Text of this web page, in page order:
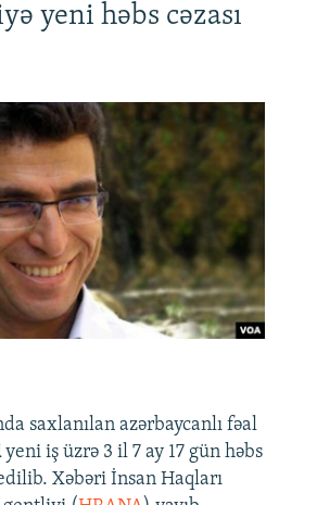
yeni həbs cəzası
saxlanılan azərbaycanlı fəal
yeni iş üzrə 3 il 7 ay 17 gün həbs
Xəbəri İnsan Haqları